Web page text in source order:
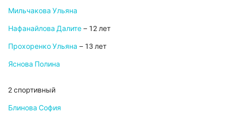
Мильчакова Ульяна
Нафанайлова Далите – 12 лет
Прохоренко Ульяна – 13 лет
Яснова Полина
2 спортивный
Блинова София